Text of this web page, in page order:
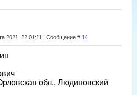
2021, 22:01:11 | Сообщение # 14
обл., Людиновский